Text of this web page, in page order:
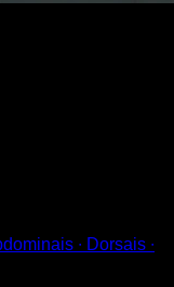
∙ Dorsais ∙